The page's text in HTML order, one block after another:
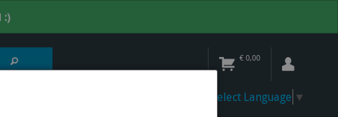
:)
€ 0,00
Select Language ▼